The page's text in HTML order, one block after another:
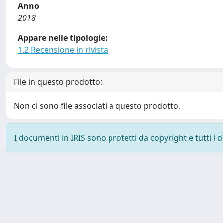
Anno
2018
Appare nelle tipologie:
1.2 Recensione in rivista
File in questo prodotto:
Non ci sono file associati a questo prodotto.
I documenti in IRIS sono protetti da copyright e tutti i